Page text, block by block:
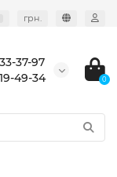
грн.
37-97
49-34
0